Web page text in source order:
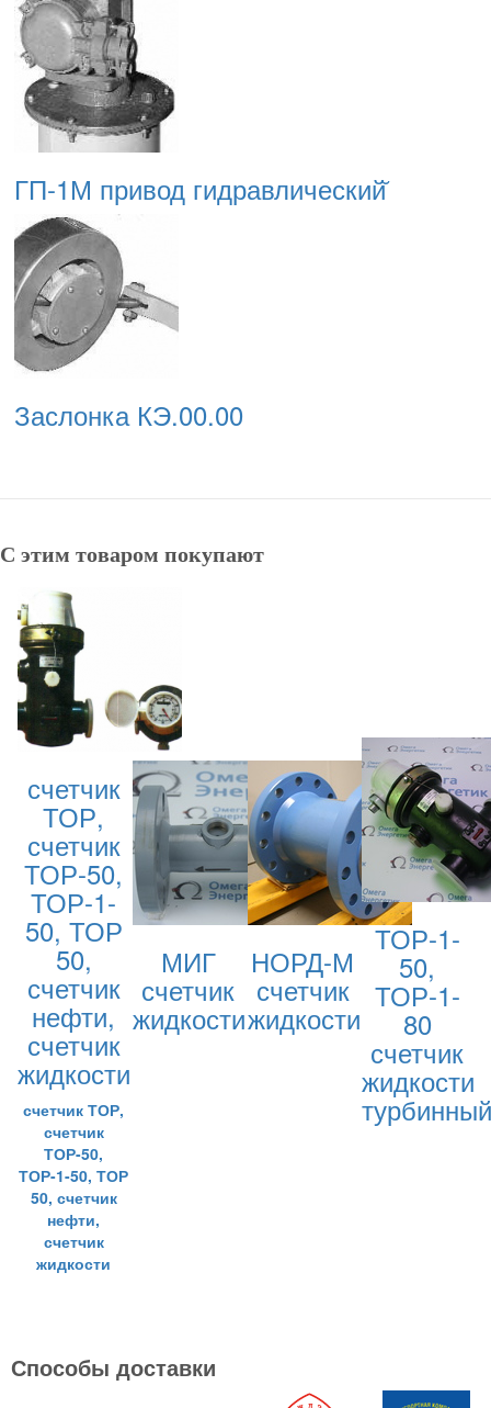
ГП-1М привод гидравлический̆
Заслонка КЭ.00.00
С этим товаром покупают
счетчик
ТОР,
счетчик
ТОР-50,
ТОР-1-
50, ТОР
50,
счетчик
нефти,
счетчик
жидкости
счетчик ТОР,
счетчик
ТОР-50,
ТОР-1-50, ТОР
50, счетчик
нефти,
счетчик
жидкости
МИГ
счетчик
жидкости
НОРД-М
счетчик
жидкости
ТОР-1-
50,
ТОР-1-
80
счетчик
жидкости
Способы доставки